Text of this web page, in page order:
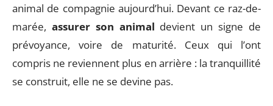
animal de compagnie aujourd’hui. Devant ce raz-de-
marée, assurer son animal devient un signe de
prévoyance, voire de maturité. Ceux qui l’ont
compris ne reviennent plus en arrière : la tranquillité
se construit, elle ne se devine pas.